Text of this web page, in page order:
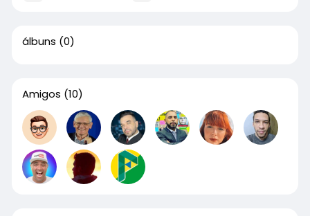
álbuns (0)
Amigos (10)